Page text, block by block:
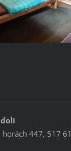
447, 517 61